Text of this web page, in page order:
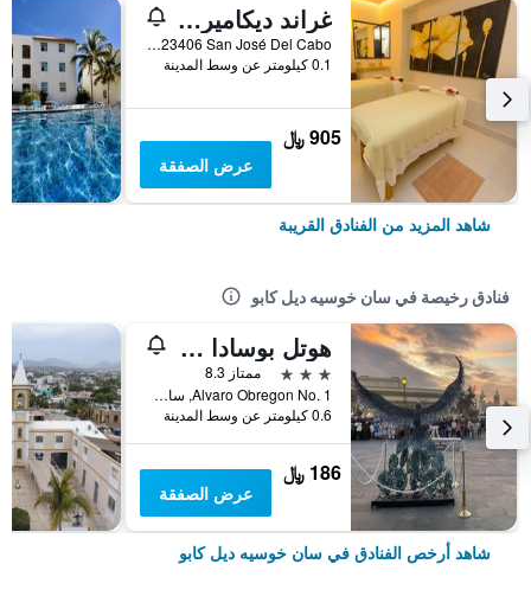
غراند ديكاميرون لوس كابوس، إيه تراديمارك ش ومل جميع الخدف ريزورت
Boulevard, P.º Malecon San Jose, Zona Hotelera, 23406 San José Del Cabo, سان خوسيه ديل كابو, ولاية باخا كاليفورنيا سور, المكسيك
0.1 كيلومتر عن وسط المدينة
905 ﷼
عرض الصفقة
شاهد المزيد من الفنادق القريبة
فنادق رخيصة في سان خوسيه ديل كابو
هوتل بوسادا سينور مانانا
3 نجوم
ممتاز 8.3
Alvaro Obregon No. 1, سان خوسيه ديل كابو, ولاية باخا كاليفورنيا سور, المكسيك
0.6 كيلومتر عن وسط المدينة
186 ﷼
عرض الصفقة
شاهد أرخص الفنادق في سان خوسيه ديل كابو